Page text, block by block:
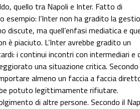
quello tra Napoli e Inter. Fatto di
esempio: l’Inter non ha gradito la
discute, ma quell’enfasi mediatica e
è piaciuto. L’Inter avrebbe gradito un
i continui incontri con intermediari e
una situazione critica. Secondo
almeno un faccia a faccia
potuto legittimamente rifiutare.
di altre persone. Secondo il